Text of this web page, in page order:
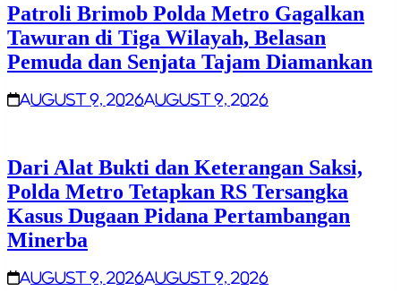
Patroli Brimob Polda Metro Gagalkan
Tawuran di Tiga Wilayah, Belasan
Pemuda dan Senjata Tajam Diamankan
August 9, 2026August 9, 2026
Dari Alat Bukti dan Keterangan Saksi,
Polda Metro Tetapkan RS Tersangka
Kasus Dugaan Pidana Pertambangan
Minerba
August 9, 2026August 9, 2026